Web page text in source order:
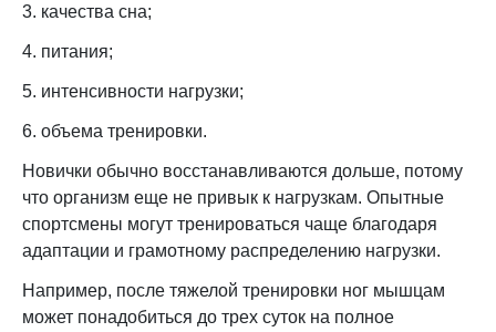
3. качества сна;
4. питания;
5. интенсивности нагрузки;
6. объема тренировки.
Новички обычно восстанавливаются дольше, потому
что организм еще не привык к нагрузкам. Опытные
спортсмены могут тренироваться чаще благодаря
адаптации и грамотному распределению нагрузки.
Например, после тяжелой тренировки ног мышцам
может понадобиться до трех суток на полное